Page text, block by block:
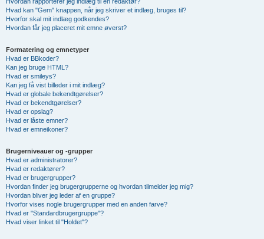
Hvad kan "Gem" knappen, når jeg skriver et indlæg, bruges til?
Hvorfor skal mit indlæg godkendes?
Hvordan får jeg placeret mit emne øverst?
Formatering og emnetyper
Hvad er BBkoder?
Kan jeg bruge HTML?
Hvad er smileys?
Kan jeg få vist billeder i mit indlæg?
Hvad er globale bekendtgørelser?
Hvad er bekendtgørelser?
Hvad er opslag?
Hvad er låste emner?
Hvad er emneikoner?
Brugerniveauer og -grupper
Hvad er administratorer?
Hvad er redaktører?
Hvad er brugergrupper?
Hvordan finder jeg brugergrupperne og hvordan tilmelder jeg mig?
Hvordan bliver jeg leder af en gruppe?
Hvorfor vises nogle brugergrupper med en anden farve?
Hvad er "Standardbrugergruppe"?
Hvad viser linket til "Holdet"?